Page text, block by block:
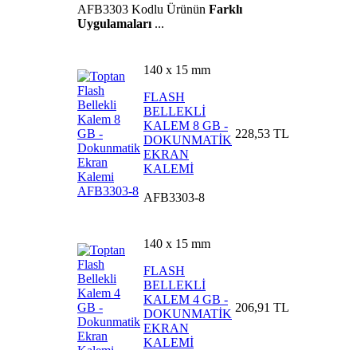
AFB3303 Kodlu Ürünün Farklı
Uygulamaları ...
140 x 15 mm
FLASH
BELLEKLİ
KALEM 8 GB -
DOKUNMATİK
EKRAN
KALEMİ
AFB3303-8
228,53 TL
140 x 15 mm
FLASH
BELLEKLİ
KALEM 4 GB -
DOKUNMATİK
EKRAN
KALEMİ
206,91 TL